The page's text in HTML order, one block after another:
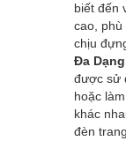
biết đến
cao, phù
chịu
Đa
được sử
hoặc
khác
đèn